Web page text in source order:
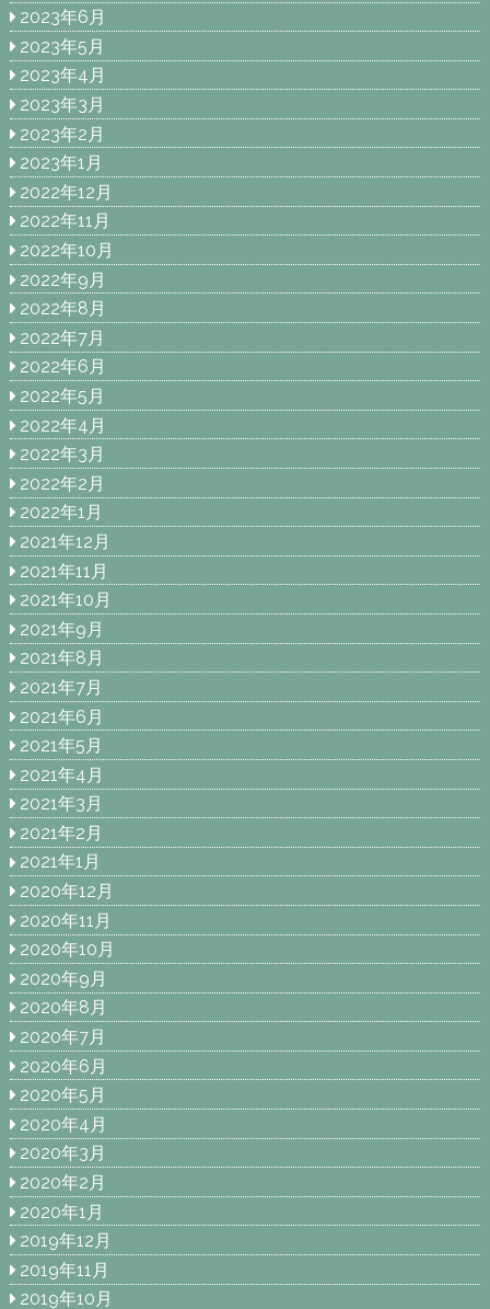
2023年6月
2023年5月
2023年4月
2023年3月
2023年2月
2023年1月
2022年12月
2022年11月
2022年10月
2022年9月
2022年8月
2022年7月
2022年6月
2022年5月
2022年4月
2022年3月
2022年2月
2022年1月
2021年12月
2021年11月
2021年10月
2021年9月
2021年8月
2021年7月
2021年6月
2021年5月
2021年4月
2021年3月
2021年2月
2021年1月
2020年12月
2020年11月
2020年10月
2020年9月
2020年8月
2020年7月
2020年6月
2020年5月
2020年4月
2020年3月
2020年2月
2020年1月
2019年12月
2019年11月
2019年10月